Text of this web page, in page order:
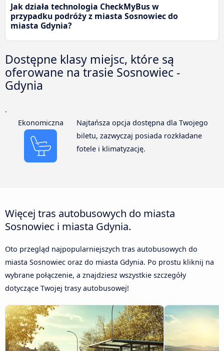
Jak działa technologia CheckMyBus w
przypadku podróży z miasta Sosnowiec do
miasta Gdynia?
Dostępne klasy miejsc, które są
oferowane na trasie Sosnowiec -
Gdynia
.
Ekonomiczna
Najtańsza opcja dostępna dla Twojego
biletu, zazwyczaj posiada rozkładane
fotele i klimatyzację.
Więcej tras autobusowych do miasta
Sosnowiec i miasta Gdynia.
Oto przegląd najpopularniejszych tras autobusowych do
miasta Sosnowiec oraz do miasta Gdynia. Po prostu kliknij na
wybrane połączenie, a znajdziesz wszystkie szczegóły
dotyczące Twojej trasy autobusowej!